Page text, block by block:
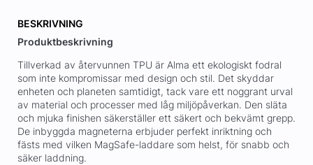
BESKRIVNING
Produktbeskrivning
Tillverkad av återvunnen TPU är Alma ett ekologiskt fodral
som inte kompromissar med design och stil. Det skyddar
enheten och planeten samtidigt, tack vare ett noggrant urval
av material och processer med låg miljöpåverkan. Den släta
och mjuka finishen säkerställer ett säkert och bekvämt grepp.
De inbyggda magneterna erbjuder perfekt inriktning och
fästs med vilken MagSafe-laddare som helst, för snabb och
säker laddning.